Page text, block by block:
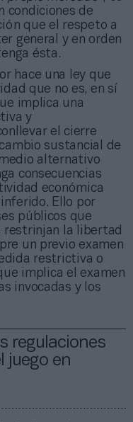
condiciones de
que el respeto a
general y en orden
ésta.
hace una ley que
que no es, en sí
implica una
y
el cierre
sustancial de
alternativo
consecuencias
económica
Ello por
públicos que
la libertad
un previo examen
restrictiva o
implica el examen
invocadas y los
regulaciones
juego en